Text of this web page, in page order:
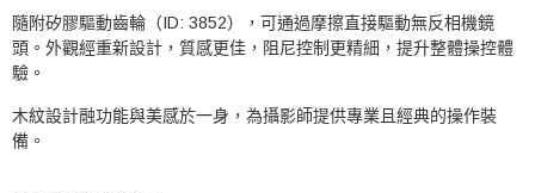
隨附矽膠驅動齒輪（ID: 3852），可通過摩擦直接驅動無反相機鏡
頭。外觀經重新設計，質感更佳，阻尼控制更精細，提升整體操控體
驗。
木紋設計融功能與美感於一身，為攝影師提供專業且經典的操作裝
備。